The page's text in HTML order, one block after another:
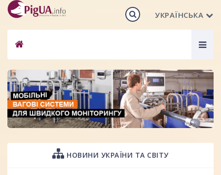
УКРАЇНСЬКА
НОВИНИ УКРАЇНИ ТА СВІТУ